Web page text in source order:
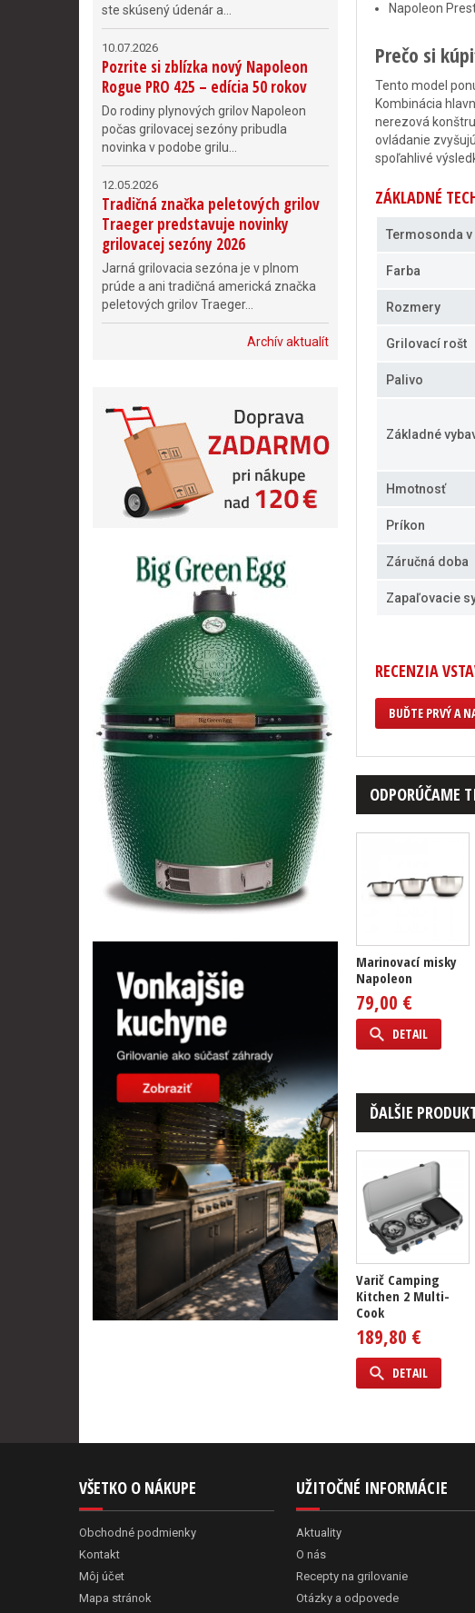
Napoleon
Prečo si
Tento model
Kombinácia
nerezová
ovládanie
spoľahlivé
ZÁKLADNÉ
Termosonda
Farba
Rozmery
Grilovací rošt
Palivo
Základné
Hmotnosť
Príkon
Záručná doba
Zapaľovacie
RECENZIA
BUĎTE PRVÝ A
ODPORÚČAME
Marinovací misky
Napoleon
79,00 €
DETAIL
ĎALŠIE
Varič Camping
Kitchen 2 Multi-
Cook
189,80 €
DETAIL
ste skúsený údenár a...
10.07.2026
Pozrite si zblízka nový Napoleon
Rogue PRO 425 – edícia 50 rokov
Do rodiny plynových grilov Napoleon
počas grilovacej sezóny pribudla
novinka v podobe grilu...
12.05.2026
Tradičná značka peletových grilov
Traeger predstavuje novinky
grilovacej sezóny 2026
Jarná grilovacia sezóna je v plnom
prúde a ani tradičná americká značka
peletových grilov Traeger...
Archív aktualít
VŠETKO O NÁKUPE
Obchodné podmienky
Kontakt
Môj účet
Mapa stránok
UŽITOČNÉ INFORMÁCIE
Aktuality
O nás
Recepty na grilovanie
Otázky a odpovede